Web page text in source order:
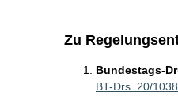
Zu
Bundestags-
BT-Drs. 20/